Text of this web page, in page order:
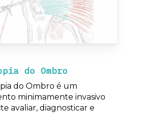
do Ombro
do Ombro é um
minimamente invasivo
avaliar, diagnosticar e